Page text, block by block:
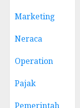
Marketing
Neraca
Operation
Pajak
Pemerintah